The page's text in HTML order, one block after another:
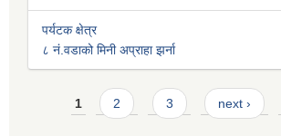
पर्यटक क्षेत्र
८ नं.वडाको मिनी अप्राहा झर्ना
Pages
1 2 3 next ›